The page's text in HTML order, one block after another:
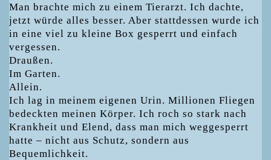
Man brachte mich zu einem Tierarzt. Ich dachte,
jetzt würde alles besser. Aber stattdessen wurde ich
in eine viel zu kleine Box gesperrt und einfach
vergessen.
Draußen.
Im Garten.
Allein.
Ich lag in meinem eigenen Urin. Millionen Fliegen
bedeckten meinen Körper. Ich roch so stark nach
Krankheit und Elend, dass man mich weggesperrt
hatte – nicht aus Schutz, sondern aus
Bequemlichkeit.